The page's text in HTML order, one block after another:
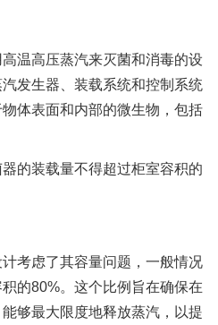
温高压蒸汽来灭菌和消毒的设
发生器、装载系统和控制系统
体表面和内部的微生物，包括
的装载量不得超过柜室容积的
考虑了其容量问题，一般情况
的80%。这个比例旨在确保在
够最大限度地释放蒸汽，以提